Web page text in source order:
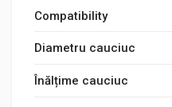
Compatibility
Diametru cauciuc
Înălțime cauciuc